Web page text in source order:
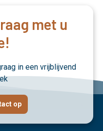
met u
in een vrijblijvend
op